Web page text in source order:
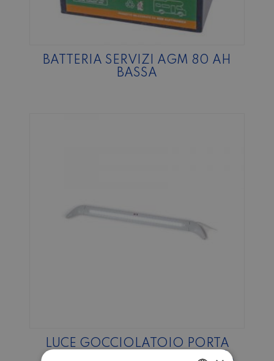
BATTERIA SERVIZI AGM 80 AH
BASSA
LUCE GOCCIOLATOIO PORTA
CELLULA LED AWNING LIGHT